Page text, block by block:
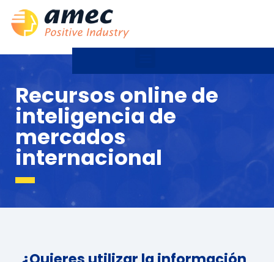
Recursos online de
inteligencia de
mercados
internacional